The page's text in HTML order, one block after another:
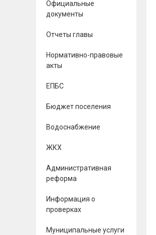
Официальные
документы
Отчеты главы
Нормативно-правовые
акты
ЕПБС
Бюджет поселения
Водоснабжение
ЖКХ
Административная
реформа
Информация о
проверках
Муниципальные услуги